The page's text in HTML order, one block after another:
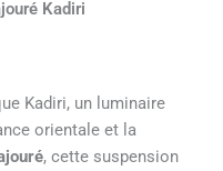
Kadiri
Kadiri, un luminaire
orientale et la
, cette suspension